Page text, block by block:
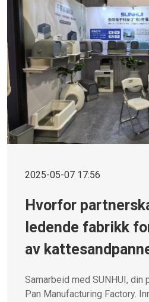
2025-05-07 17:56
Hvorfor
ledende fabrikk
av
til
Samarbeid med SUNHUI,
Pan Manufacturing Factory.